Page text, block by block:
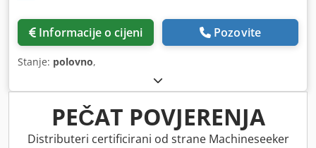
Informacije o cijeni Pozovite
Stanje: polovno,
PEČAT POVJERENJA
Distributeri certificirani od strane Machineseeker